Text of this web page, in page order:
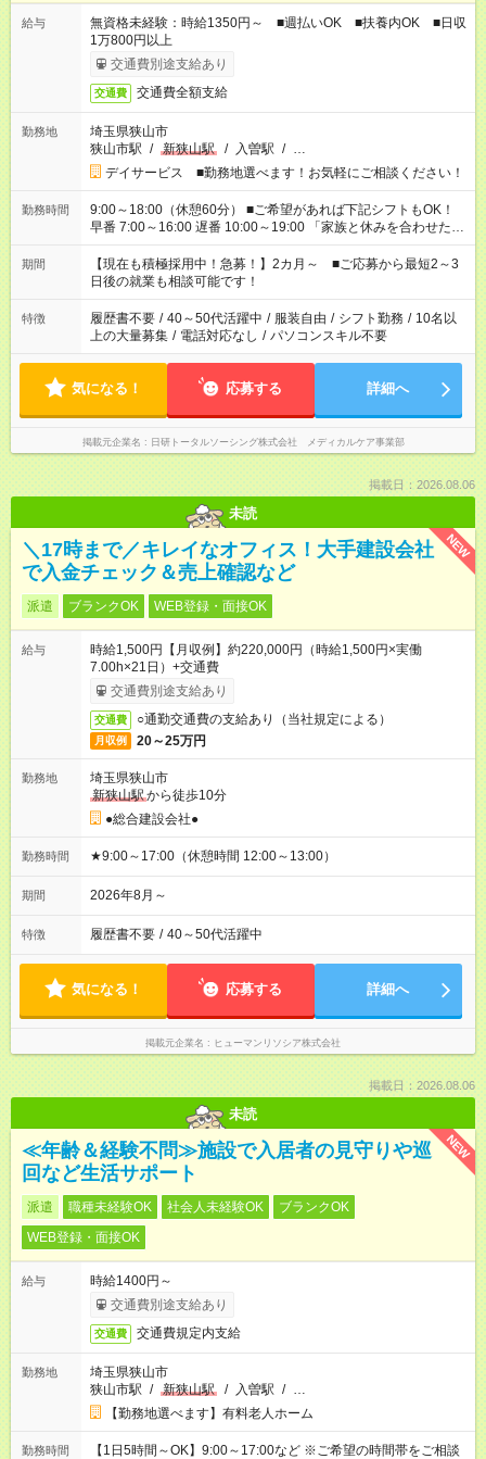
給与
無資格未経験：時給1350円～ ■週払いOK ■扶養内OK ■日収
1万800円以上
交通費別途支給あり
交通費 交通費全額支給
勤務地
埼玉県狭山市
狭山市駅 / 新狭山駅 / 入曽駅 / …
デイサービス ■勤務地選べます！お気軽にご相談ください！
勤務時間
9:00～18:00（休憩60分） ■ご希望があれば下記シフトもOK！
早番 7:00～16:00 遅番 10:00～19:00 「家族と休みを合わせた
い」 「余裕を持って夕飯の準備がしたい」 「できれば残業はし
たくない」 など、ご希望を教えてくださいね。 ※Wワーク希望
の方へ 今ご覧のお仕事で希望する勤務時間と、もう1つのお仕事
の勤務時間。 合計で週40時間を超える場合は応募できません。
期間
【現在も積極採用中！急募！】2カ月～ ■ご応募から最短2～3
日後の就業も相談可能です！
特徴 履歴書不要 / 40～50代活躍中 / 服装自由 / シフト勤務 / 10名以
上の大量募集 / 電話対応なし / パソコンスキル不要
気になる！ 応募する 詳細へ
掲載元企業名 日研トータルソーシング株式会社 メディカルケア事業部
掲載日：2026.08.06
未読
NEW
＼17時まで／キレイなオフィス！大手建設会社
で入金チェック＆売上確認など
派遣 ブランクOK WEB登録・面接OK
給与
時給1,500円【月収例】約220,000円（時給1,500円×実働
7.00h×21日）+交通費
交通費別途支給あり
交通費 ○通勤交通費の支給あり（当社規定による）
月収例 20～25万円
勤務地
埼玉県狭山市
新狭山駅から徒歩10分
●総合建設会社●
勤務時間 ★9:00～17:00（休憩時間 12:00～13:00）
期間 2026年8月～
特徴 履歴書不要 / 40～50代活躍中
気になる！ 応募する 詳細へ
掲載元企業名 ヒューマンリソシア株式会社
掲載日：2026.08.06
未読
NEW
≪年齢＆経験不問≫施設で入居者の見守りや巡
回など生活サポート
派遣 職種未経験OK 社会人未経験OK
ブランクOK
WEB登録・面接OK
給与
時給1400円～
交通費別途支給あり
交通費 交通費規定内支給
勤務地
埼玉県狭山市
狭山市駅 / 新狭山駅 / 入曽駅 / …
【勤務地選べます】有料老人ホーム
勤務時間
【1日5時間～OK】9:00～17:00など ※ご希望の時間帯をご相談